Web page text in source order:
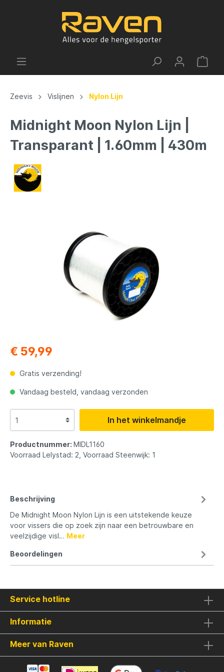
Zeevis Vislijnen Nylon Lijn
Midnight Moon Nylon Lijn |
Transparant | 1.60mm | 430m
€ 59,99
Gratis verzending!
Vandaag besteld, vandaag verzonden
In het winkelmandje
Productnummer: MIDL1160
Voorraad Lelystad: 2, Voorraad Steenwijk: 1
Beschrijving
De Midnight Moon Nylon Lijn is een uitstekende keuze
voor vissers die op zoek zijn naar een betrouwbare en
veelzijdige visl… Meer
Beoordelingen
Service hotline
Informatie
Meer van Raven